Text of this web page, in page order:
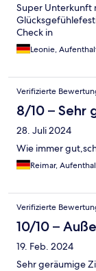
Super Unterkunft
Check in
Leonie,
Verifizierte
8/10 – Sehr
28. Juli 2024
Wie immer
Reimar,
Verifizierte
10/10 –
19. Feb. 2024
Sehr geräumige